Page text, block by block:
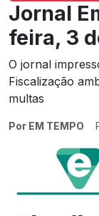
Jornal
feira, 3
O jornal
Fiscalização
multas
Por EM TEMPO